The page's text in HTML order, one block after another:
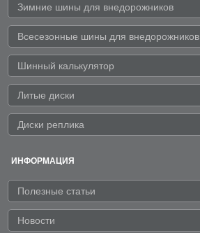
Зимние шины для внедорожников
Всесезонные шины для внедорожников
Шинный калькулятор
Литые диски
Диски реплика
ИНФОРМАЦИЯ
Полезные статьи
Новости